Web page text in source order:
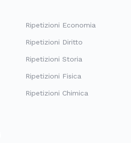
Ripetizioni Economia
Ripetizioni Diritto
Ripetizioni Storia
Ripetizioni Fisica
Ripetizioni Chimica